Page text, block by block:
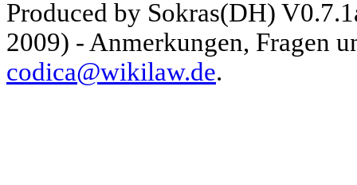
Produced by Sokras(DH)
2009) - Anmerkungen, Fragen
codica@wikilaw.de.